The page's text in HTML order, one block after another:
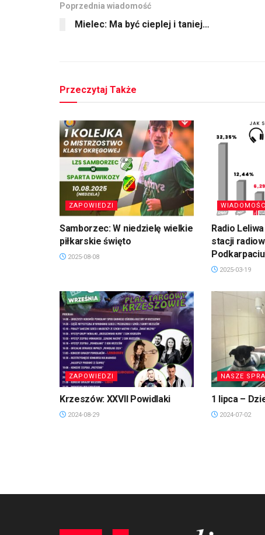
Poprzednia wiadomość
Mielec: Ma być cieplej i taniej…
Przeczytaj Także
ZAPOWIEDZI
Samborzec: W niedzielę wielkie
piłkarskie święto
2025-08-08
Radio
stacji
2025-03-19
ZAPOWIEDZI
Krzeszów: XXVII Powidlaki
2024-08-29
NASZE
1 lipca –
2024-07-02